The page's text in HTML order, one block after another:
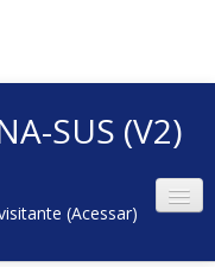
SUS (V2)
(Acessar)